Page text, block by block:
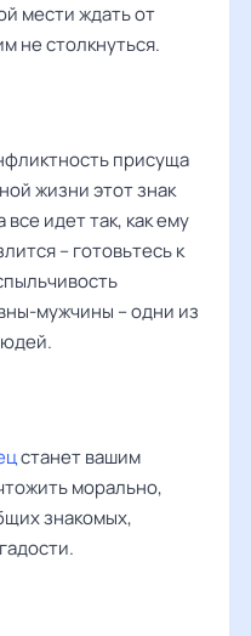
мести ждать от
не столкнуться.
присуща
жизни этот знак
идет так, как ему
– готовьтесь к
мужчины – одни из
станет вашим
морально,
знакомых,